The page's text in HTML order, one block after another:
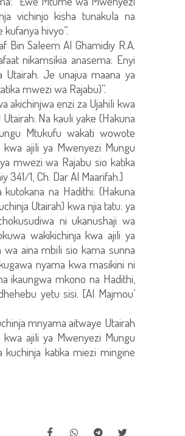
vichinjo kisha tunakula na
hivyo”.
Bin Saleem Al Ghamidiy R.A.
nikamsikia anasema: Enyi
Je unajua maana ya
mwezi wa Rajabu)”.
akichinjwa enzi za Ujahili kwa
Na kauli yake (Hakuna
Mtukufu wakati wowote
ajili ya Mwenyezi Mungu
mwezi wa Rajabu sio katika
341/1, Ch. Dar Al Maarifah.]
na Hadithi: (Hakuna
Utairah) kwa njia tatu: ya
ni ukanushaji wa
wakikichinja kwa ajili ya
aina mbili sio kama sunna
nyama kwa masikini ni
ikaungwa mkono na Hadithi,
yetu sisi. [Al Majmou’
mnyama aitwaye Utairah
ajili ya Mwenyezi Mungu
katika miezi mingine